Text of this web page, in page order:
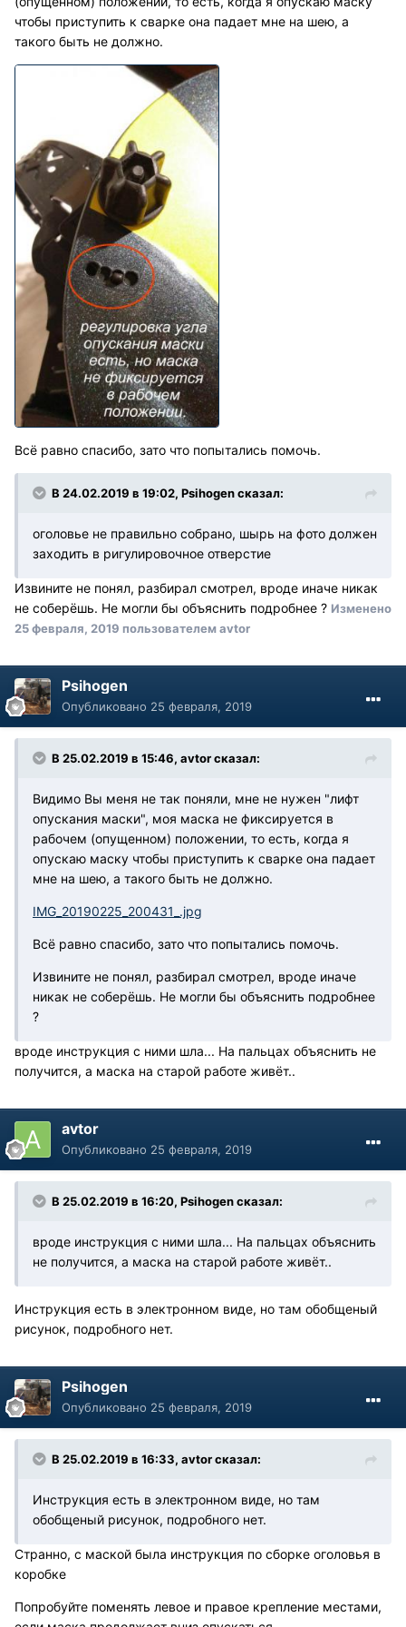
чтобы приступить к сварке она падает мне на шею, а
такого быть не должно.
Всё равно спасибо, зато что попытались помочь.
В 24.02.2019 в 19:02, Psihogen сказал:
оголовье не правильно собрано, шырь на фото должен
заходить в ригулировочное отверстие
Извините не понял, разбирал смотрел, вроде иначе никак
не соберёшь. Не могли бы объяснить подробнее ? Изменено
25 февраля, 2019 пользователем avtor
Psihogen
Опубликовано 25 февраля, 2019
В 25.02.2019 в 15:46, avtor сказал:
Видимо Вы меня не так поняли, мне не нужен "лифт
опускания маски", моя маска не фиксируется в
рабочем (опущенном) положении, то есть, когда я
опускаю маску чтобы приступить к сварке она падает
мне на шею, а такого быть не должно.
IMG_20190225_200431_.jpg
Всё равно спасибо, зато что попытались помочь.
Извините не понял, разбирал смотрел, вроде иначе
никак не соберёшь. Не могли бы объяснить подробнее
?
вроде инструкция с ними шла... На пальцах объяснить не
получится, а маска на старой работе живёт..
avtor
Опубликовано 25 февраля, 2019
В 25.02.2019 в 16:20, Psihogen сказал:
вроде инструкция с ними шла... На пальцах объяснить
не получится, а маска на старой работе живёт..
Инструкция есть в электронном виде, но там обобщеный
рисунок, подробного нет.
Psihogen
Опубликовано 25 февраля, 2019
В 25.02.2019 в 16:33, avtor сказал:
Инструкция есть в электронном виде, но там
обобщеный рисунок, подробного нет.
Странно, с маской была инструкция по сборке оголовья в
коробке
Попробуйте поменять левое и правое крепление местами,